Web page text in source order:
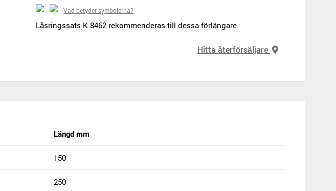
Vad betyder symbolerna?
Låsringssats K 8462 rekommenderas till dessa förlängare.
Hitta återförsäljare
Längd mm
150
250